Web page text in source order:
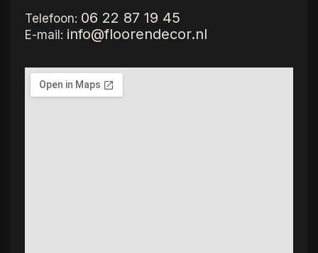
Telefoon: 06 22 87 19 45
E-mail: info@floorendecor.nl